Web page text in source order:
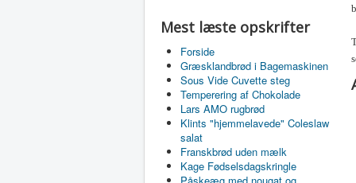
Mest læste opskrifter
Forside
Græsklandbrød i Bagemaskinen
Sous Vide Cuvette steg
Temperering af Chokolade
Lars AMO rugbrød
Klints "hjemmelavede" Coleslaw
salat
Franskbrød uden mælk
Kage Fødselsdagskringle